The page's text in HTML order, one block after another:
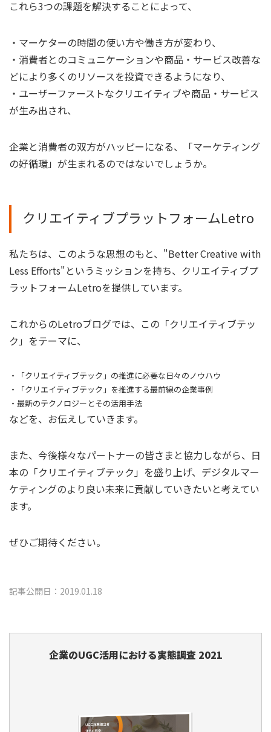
これら3つの課題を解決することによって、
・マーケターの時間の使い方や働き方が変わり、
・消費者とのコミュニケーションや商品・サービス改善な
どにより多くのリソースを投資できるようになり、
・ユーザーファーストなクリエイティブや商品・サービス
が生み出され、
企業と消費者の双方がハッピーになる、「マーケティング
の好循環」が生まれるのではないでしょうか。
クリエイティブプラットフォームLetro
私たちは、このような思想のもと、"Better Creative with
Less Efforts"というミッションを持ち、クリエイティブプ
ラットフォームLetroを提供しています。
これからのLetroブログでは、この「クリエイティブテッ
ク」をテーマに、
・「クリエイティブテック」の推進に必要な日々のノウハウ
・「クリエイティブテック」を推進する最前線の企業事例
・最新のテクノロジーとその活用手法
などを、お伝えしていきます。
また、今後様々なパートナーの皆さまと協力しながら、日
本の「クリエイティブテック」を盛り上げ、デジタルマー
ケティングのより良い未来に貢献していきたいと考えてい
ます。
ぜひご期待ください。
記事公開日：2019.01.18
企業のUGC活用における実態調査 2021